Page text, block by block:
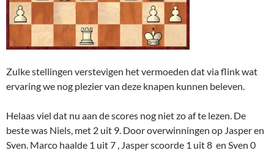
Zulke stellingen verstevigen het vermoeden dat via flink wat
ervaring we nog plezier van deze knapen kunnen beleven.
Helaas viel dat nu aan de scores nog niet zo af te lezen. De
beste was Niels, met 2 uit 9. Door overwinningen op Jasper en
Sven. Marco haalde 1 uit 7 , Jasper scoorde 1 uit 8 en Sven 0